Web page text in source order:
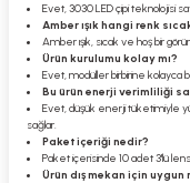
Evet, 3030 LED çipi teknolojisi
Amber ışık hangi renk
Amber ışık, sıcak ve hoş bir
Ürün kurulumu kolay mı?
Evet, modüller birbirine kolayca
Bu ürün enerji verimliliği
Evet, düşük enerji tüketimiyle
sağlar.
Paket içeriği nedir?
Paket içerisinde 10 adet 3'lü
Ürün dış mekan için uygun